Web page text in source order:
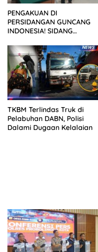
PENGAKUAN DI
PERSIDANGAN GUNCANG
INDONESIA! SIDANG
KELUARGA KORBAN
MENGAMUK DI PN MALANG
TKBM Terlindas Truk di
Pelabuhan DABN, Polisi
Dalami Dugaan Kelalaian